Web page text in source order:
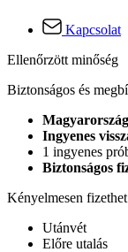
Kapcsolat
Ellenőrzött minőség
Biztonságos és
Ingyenes
1 ingyenes
Biztonságos
Kényelmesen fizethet
Utánvét
Előre utalás